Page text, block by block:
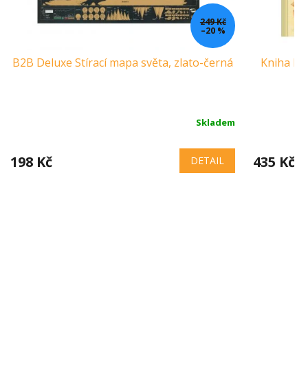
249 Kč
–20 %
B2B Deluxe Stírací mapa světa, zlato-černá
Skladem
198 Kč DETAIL
Kniha
435 Kč